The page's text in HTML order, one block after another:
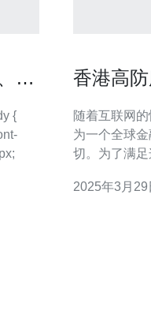
安
20px;
香港高
随着互联网
为一个全球
切。为了满
服务器是一种
2025年3月29